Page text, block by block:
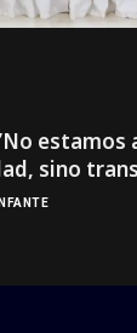
sino